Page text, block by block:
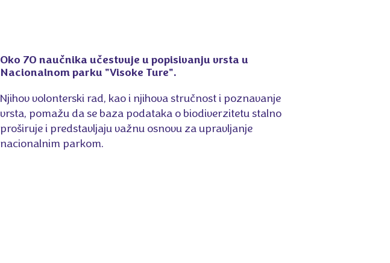
Oko 70 naučnika učestvuje u popisivanju vrsta u
Nacionalnom parku "Visoke Ture".
Njihov volonterski rad, kao i njihova stručnost i poznavanje
vrsta, pomažu da se baza podataka o biodiverzitetu stalno
proširuje i predstavljaju važnu osnovu za upravljanje
nacionalnim parkom.